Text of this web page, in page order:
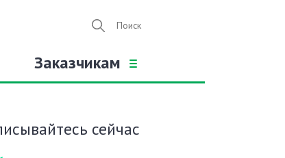
Заказчикам
сейчас